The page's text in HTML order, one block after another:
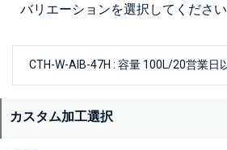
バリエーションを選択してください
カスタム加工選択